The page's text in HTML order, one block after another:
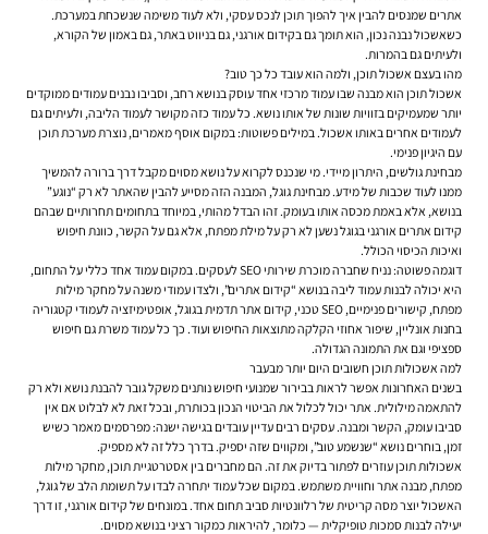
אתרים שמנסים להבין איך להפוך תוכן לנכס עסקי, ולא לעוד משימה שנשכחת במערכת.
כשאשכול נבנה נכון, הוא תומך גם בקידום אורגני, גם בניווט באתר, גם באמון של הקורא,
ולעיתים גם בהמרות.
מהו בעצם אשכול תוכן, ולמה הוא עובד כל כך טוב?
אשכול תוכן הוא מבנה שבו עמוד מרכזי אחד עוסק בנושא רחב, וסביבו נבנים עמודים ממוקדים
יותר שמעמיקים בזוויות שונות של אותו נושא. כל עמוד כזה מקושר לעמוד הליבה, ולעיתים גם
לעמודים אחרים באותו אשכול. במילים פשוטות: במקום אוסף מאמרים, נוצרת מערכת תוכן
עם היגיון פנימי.
מבחינת גולשים, היתרון מיידי. מי שנכנס לקרוא על נושא מסוים מקבל דרך ברורה להמשיך
ממנו לעוד שכבות של מידע. מבחינת גוגל, המבנה הזה מסייע להבין שהאתר לא רק “נוגע”
בנושא, אלא באמת מכסה אותו בעומק. זהו הבדל מהותי, במיוחד בתחומים תחרותיים שבהם
קידום אתרים אורגני בגוגלנשען לא רק על מילת מפתח, אלא גם על הקשר, כוונת חיפוש
ואיכות הכיסוי הכולל.
דוגמה פשוטה: נניח שחברה מוכרת שירותי SEO לעסקים. במקום עמוד אחד כללי על התחום,
היא יכולה לבנות עמוד ליבה בנושא “קידום אתרים”, ולצדו עמודי משנה על מחקר מילות
מפתח, קישורים פנימיים, SEO טכני, קידום אתר תדמית בגוגל, אופטימיזציה לעמודי קטגוריה
בחנות אונליין, שיפור אחוזי הקלקה מתוצאות החיפוש ועוד. כך כל עמוד משרת גם חיפוש
ספציפי וגם את התמונה הגדולה.
למה אשכולות תוכן חשובים היום יותר מבעבר
בשנים האחרונות אפשר לראות בבירור שמנועי חיפוש נותנים משקל גובר להבנת נושא ולא רק
להתאמה מילולית. אתר יכול לכלול את הביטוי הנכון בכותרת, ובכל זאת לא לבלוט אם אין
סביבו עומק, הקשר ומבנה. עסקים רבים עדיין עובדים בגישה ישנה: מפרסמים מאמר כשיש
זמן, בוחרים נושא “שנשמע טוב”, ומקווים שזה יספיק. בדרך כלל זה לא מספיק.
אשכולות תוכן עוזרים לפתור בדיוק את זה. הם מחברים בין אסטרטגיית תוכן, מחקר מילות
מפתח, מבנה אתר וחוויית משתמש. במקום שכל עמוד יתחרה לבדו על תשומת הלב של גוגל,
האשכול יוצר מסה קריטית של רלוונטיות סביב תחום אחד. במונחים של קידום אורגני, זו דרך
יעילה לבנות סמכות טופיקלית — כלומר, להיראות כמקור רציני בנושא מסוים.